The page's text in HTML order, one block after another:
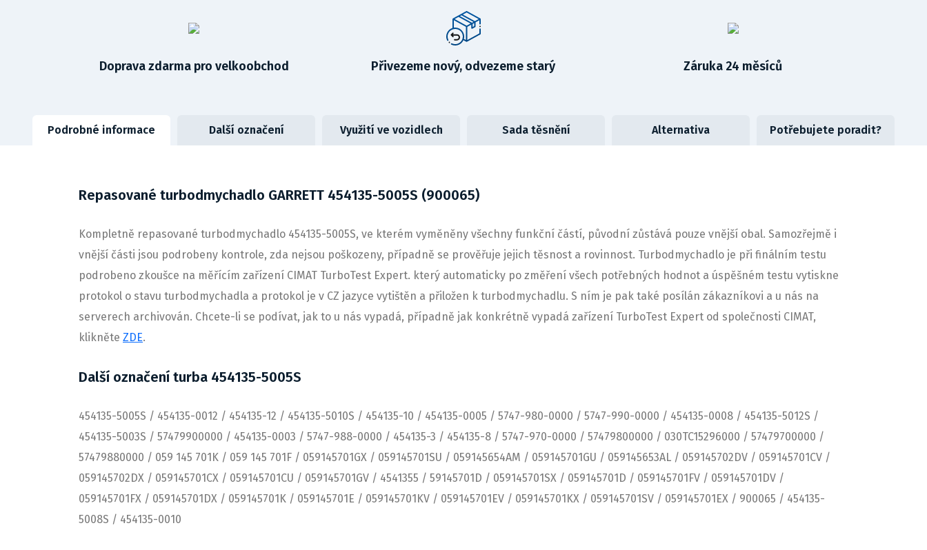
Doprava zdarma pro velkoobchod Přivezeme nový, odvezeme starý Záruka 24 měsíců
Podrobné informace Další označení Využití ve vozidlech Sada těsnění Alternativa Potřebujete poradit?
Repasované turbodmychadlo GARRETT 454135-5005S (900065)
Kompletně repasované turbodmychadlo 454135-5005S, ve kterém vyměněny všechny funkční částí, původní zůstává pouze vnější obal. Samozřejmě i
vnější části jsou podrobeny kontrole, zda nejsou poškozeny, případně se prověřuje jejich těsnost a rovinnost. Turbodmychadlo je při finálním testu
podrobeno zkoušce na měřícím zařízení CIMAT TurboTest Expert. který automaticky po změření všech potřebných hodnot a úspěšném testu vytiskne
protokol o stavu turbodmychadla a protokol je v CZ jazyce vytištěn a přiložen k turbodmychadlu. S ním je pak také posílán zákazníkovi a u nás na
serverech archivován. Chcete-li se podívat, jak to u nás vypadá, případně jak konkrétně vypadá zařízení TurboTest Expert od společnosti CIMAT,
klikněte ZDE.
Další označení turba 454135-5005S
454135-5005S / 454135-0012 / 454135-12 / 454135-5010S / 454135-10 / 454135-0005 / 5747-980-0000 / 5747-990-0000 / 454135-0008 / 454135-5012S /
454135-5003S / 57479900000 / 454135-0003 / 5747-988-0000 / 454135-3 / 454135-8 / 5747-970-0000 / 57479800000 / 030TC15296000 / 57479700000 /
57479880000 / 059 145 701K / 059 145 701F / 059145701GX / 059145701SU / 059145654AM / 059145701GU / 059145653AL / 059145702DV / 059145701CV /
059145702DX / 059145701CX / 059145701CU / 059145701GV / 4541355 / 59145701D / 059145701SX / 059145701D / 059145701FV / 059145701DV /
059145701FX / 059145701DX / 059145701K / 059145701E / 059145701KV / 059145701EV / 059145701KX / 059145701SV / 059145701EX / 900065 / 454135-
5008S / 454135-0010